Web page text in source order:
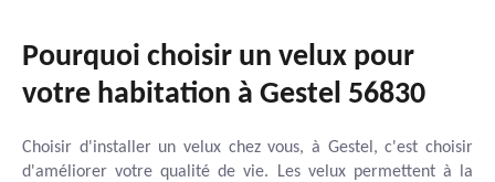
Pourquoi choisir un velux pour
votre habitation à Gestel 56830
Choisir d'installer un velux chez vous, à Gestel, c'est choisir
d'améliorer votre qualité de vie. Les velux permettent à la